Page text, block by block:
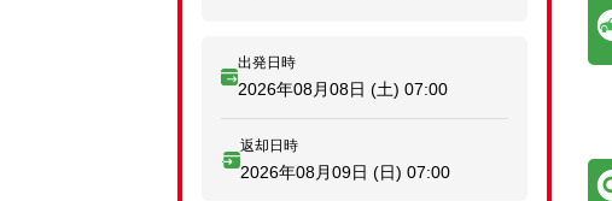
出発日時
2026年08月08日 (土) 07:00
返却日時
2026年08月09日 (日) 07:00